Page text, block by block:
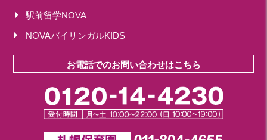
駅前留学NOVA
NOVAバイリンガルKIDS
お電話でのお問い合わせはこちら